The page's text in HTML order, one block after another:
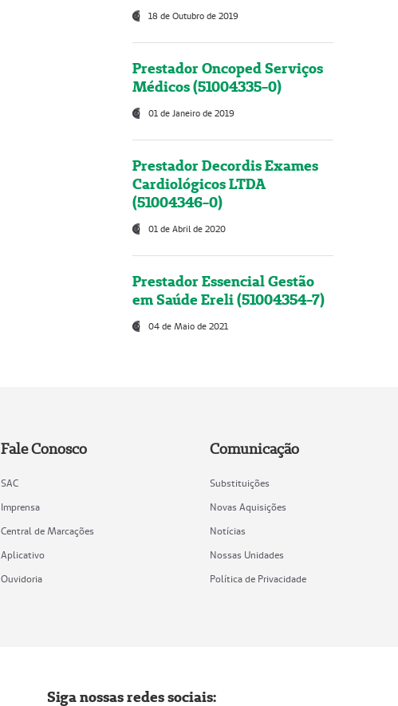
18 de Outubro de 2019
Prestador Oncoped Serviços
Médicos (51004335-0)
01 de Janeiro de 2019
Prestador Decordis Exames
Cardiológicos LTDA
(51004346-0)
01 de Abril de 2020
Prestador Essencial Gestão
em Saúde Ereli (51004354-7)
04 de Maio de 2021
Fale Conosco
SAC
Imprensa
Central de Marcações
Aplicativo
Ouvidoria
Comunicação
Substituições
Novas Aquisições
Notícias
Nossas Unidades
Política de Privacidade
Siga nossas redes sociais: